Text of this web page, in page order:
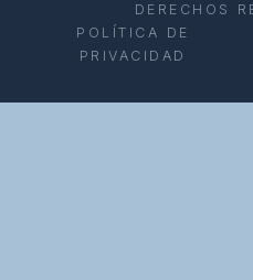
DERECHOS
POLÍTICA DE
PRIVACIDAD